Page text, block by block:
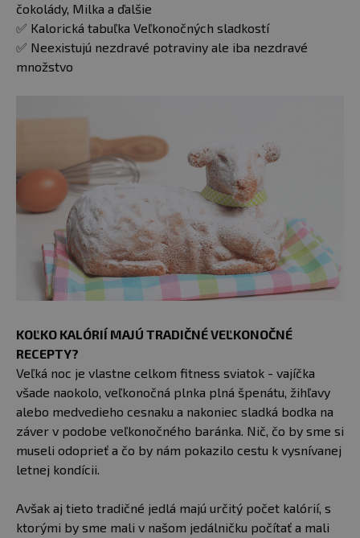
čokolády, Milka a ďalšie
✅ Kalorická tabuľka Veľkonočných sladkostí
✅ Neexistujú nezdravé potraviny ale iba nezdravé
množstvo
KOĽKO KALÓRIÍ MAJÚ TRADIČNÉ VEĽKONOČNÉ
RECEPTY?
Veľká noc je vlastne celkom fitness sviatok - vajíčka
všade naokolo, veľkonočná plnka plná špenátu, žihľavy
alebo medvedieho cesnaku a nakoniec sladká bodka na
záver v podobe veľkonočného baránka. Nič, čo by sme si
museli odoprieť a čo by nám pokazilo cestu k vysnívanej
letnej kondícii.
Avšak aj tieto tradičné jedlá majú určitý počet kalórií, s
ktorými by sme mali v našom jedálničku počítať a mali